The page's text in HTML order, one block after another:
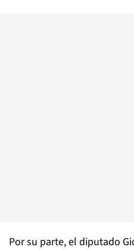
Por su parte, el diputado